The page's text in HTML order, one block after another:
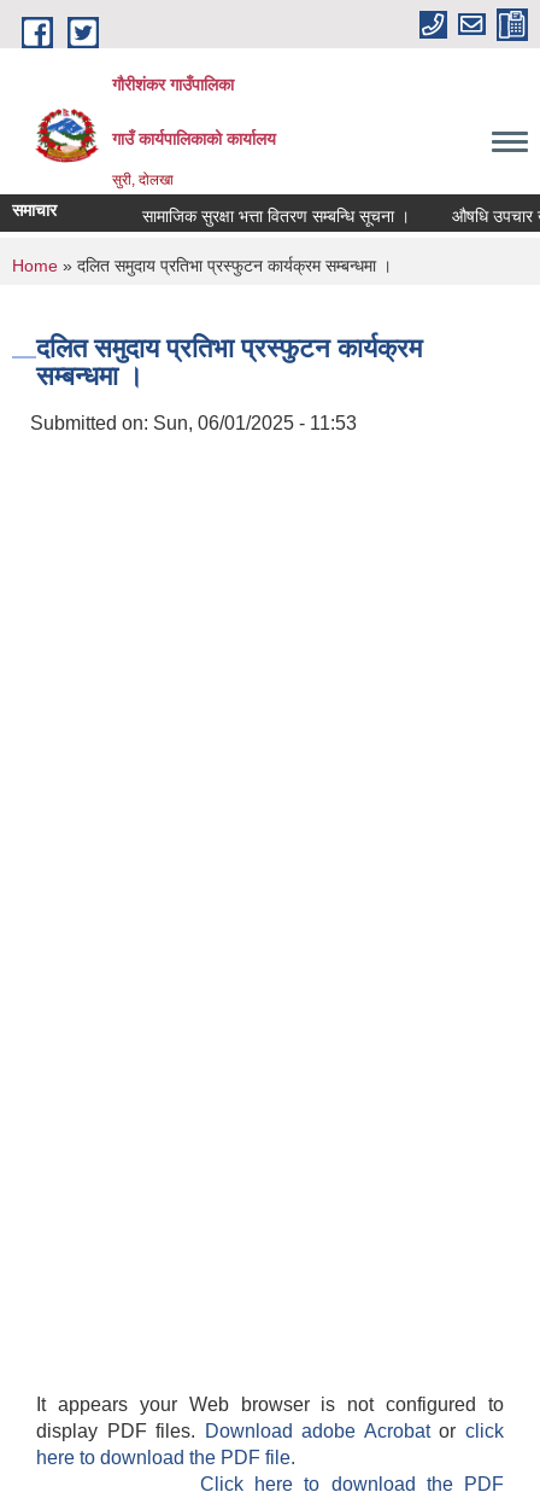
Skip to main content
गौरीशंकर गाउँपालिका
गाउँ कार्यपालिकाको कार्यालय
सुरी, दोलखा
समाचार सामाजिक सुरक्षा भत्ता वितरण सम्बन्धि सूचना । औषधि उपचार
You are here
Home » दलित समुदाय प्रतिभा प्रस्फुटन कार्यक्रम सम्बन्धमा ।
दलित समुदाय प्रतिभा प्रस्फुटन कार्यक्रम
सम्बन्धमा ।
Submitted on: Sun, 06/01/2025 - 11:53
It appears your Web browser is not configured to
display PDF files.
Download adobe Acrobatorclick
here to download the PDF file.
Click here to download the PDF